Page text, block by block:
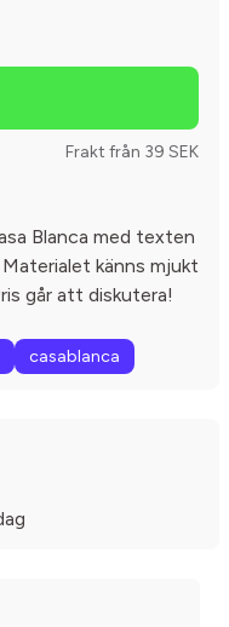
Frakt från 39 SEK
Blanca med texten
känns mjukt
går att diskutera!
casablanca